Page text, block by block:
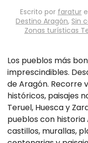
Escrito por faratur
Destino Aragón, Sin
Zonas turísticas
Los pueblos más
imprescindibles.
de Aragón. Recorre
históricos, paisajes
Teruel, Huesca y
pueblos con
castillos, murallas,